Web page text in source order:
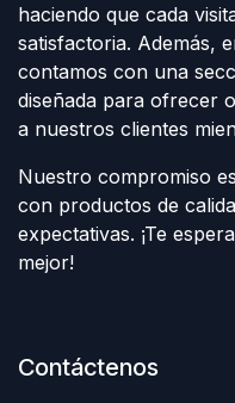
haciendo que cada
satisfactoria. Además,
contamos con una
diseñada para ofrecer
a nuestros clientes
Nuestro compromiso
con productos de
expectativas. ¡Te
mejor!
Contáctenos